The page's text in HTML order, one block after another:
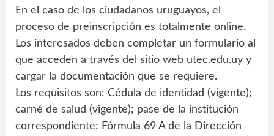
En el caso de los ciudadanos uruguayos, el
proceso de preinscripción es totalmente online.
Los interesados deben completar un formulario al
que acceden a través del sitio web utec.edu.uy y
cargar la documentación que se requiere.
Los requisitos son: Cédula de identidad (vigente);
carné de salud (vigente); pase de la institución
correspondiente: Fórmula 69 A de la Dirección